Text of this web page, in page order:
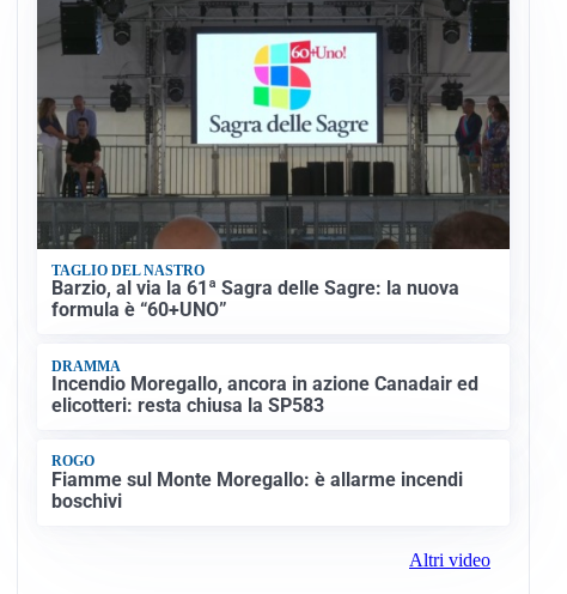
TAGLIO DEL NASTRO
Barzio, al via la 61ª Sagra delle Sagre: la nuova
formula è “60+UNO”
DRAMMA
Incendio Moregallo, ancora in azione Canadair ed
elicotteri: resta chiusa la SP583
ROGO
Fiamme sul Monte Moregallo: è allarme incendi
boschivi
Altri video